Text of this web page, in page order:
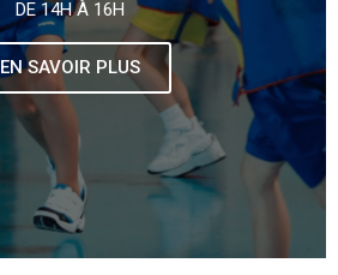
DE 14H À 16H
EN SAVOIR PLUS